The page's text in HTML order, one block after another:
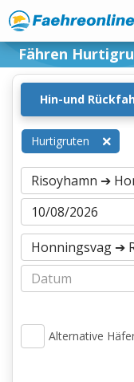
Fähren
Hin-und
Hurtigruten
Alternative